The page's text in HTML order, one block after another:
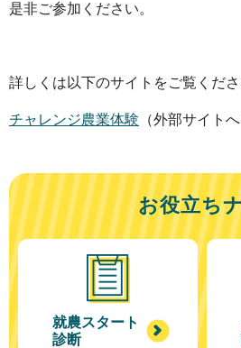
ま
し
業
イ
フ
是非ご参加ください。
詳しくは以下のサイトをご覧くださ
チャレンジ農業体験 （外部サイト
お役立ち
就農スタート
診断